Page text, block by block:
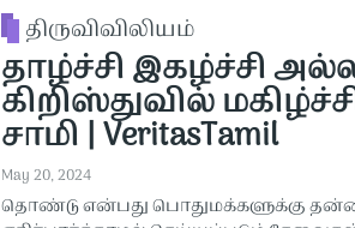
திருவிவிலியம்
தாழ்ச்சி இகழ்ச்சி
கிறிஸ்துவில்
சாமி | VeritasTamil
May 20, 2024
தொண்டு என்பது பொதுமக்களுக்கு